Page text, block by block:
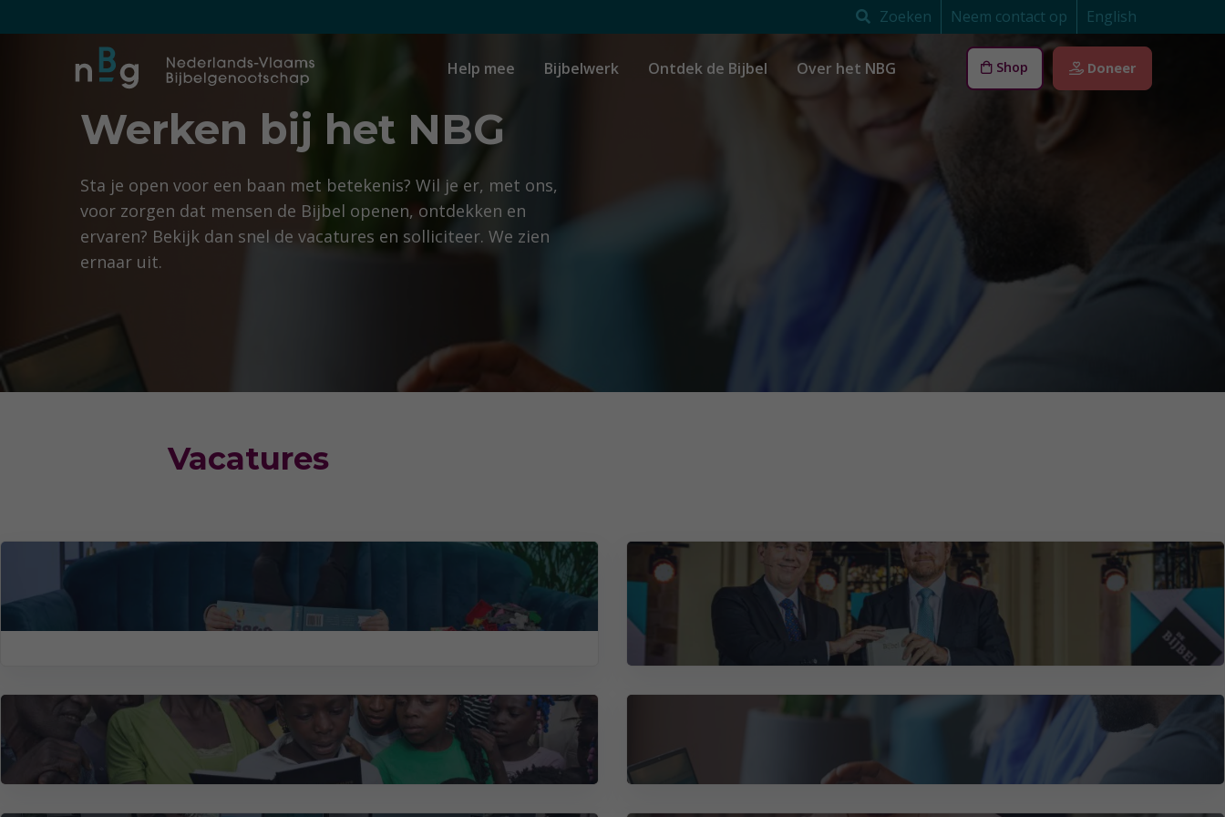
Zoeken Neem contact op English
Help mee Bijbelwerk Ontdek de Bijbel Over het NBG Shop Doneer
Werken bij het NBG
Sta je open voor een baan met betekenis? Wil je er, met ons,
voor zorgen dat mensen de Bijbel openen, ontdekken en
ervaren? Bekijk dan snel de vacatures en solliciteer. We zien
ernaar uit.
Vacatures
Redacteur kinderboeken (24–32 uur per week)
Woordvoerder & Communicatieadviseur Media